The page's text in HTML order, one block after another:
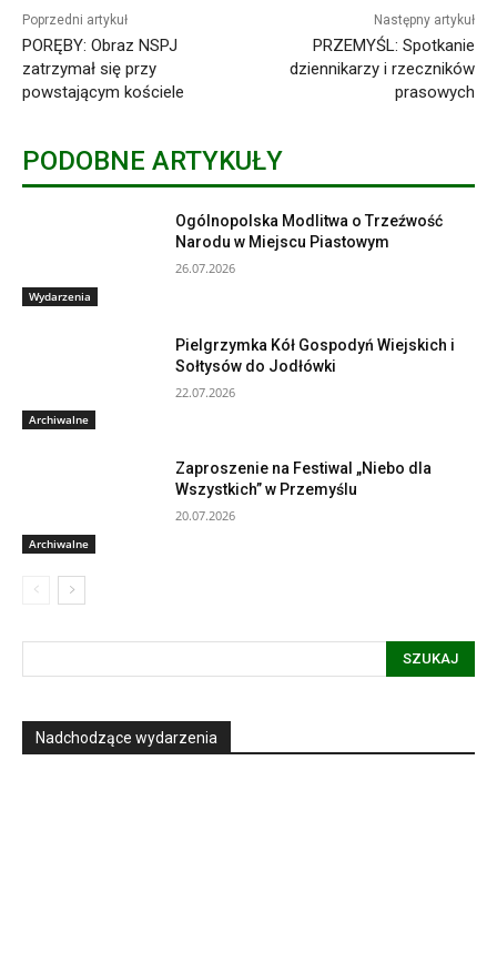
Poprzedni artykuł
PORĘBY: Obraz NSPJ
zatrzymał się przy
powstającym kościele
Następny artykuł
PRZEMYŚL: Spotkanie
dziennikarzy i rzeczników
prasowych
PODOBNE ARTYKUŁY
Wydarzenia
Ogólnopolska Modlitwa o Trzeźwość
Narodu w Miejscu Piastowym
26.07.2026
Archiwalne
Pielgrzymka Kół Gospodyń Wiejskich i
Sołtysów do Jodłówki
22.07.2026
Archiwalne
Zaproszenie na Festiwal „Niebo dla
Wszystkich” w Przemyślu
20.07.2026
SZUKAJ
Nadchodzące wydarzenia